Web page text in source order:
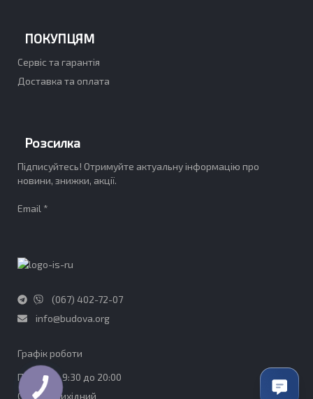
ПОКУПЦЯМ
Сервіс та гарантія
Доставка та оплата
Розсилка
Підписуйтесь! Отримуйте актуальну інформацію про
новини, знижки, акції.
Email *
(067) 402-72-07
info@budova.org
Графік роботи​
ПН-ПТ - з 9:30 до 20:00
СБ-НД - Вихідний